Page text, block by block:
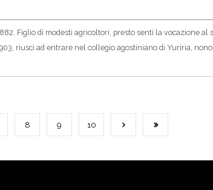
Figlio di modesti agricoltori, presto sentì la vocazione al
riuscì ad entrare nel collegio agostiniano di Yuriria,
8 9 10